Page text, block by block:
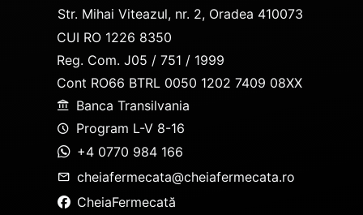
Str. Mihai Viteazul, nr. 2, Oradea 410073
CUI RO 1226 8350
Reg. Com. J05 / 751 / 1999
Cont RO66 BTRL 0050 1202 7409 08XX
Banca Transilvania
Program L-V 8-16
+4 0770 984 166
cheiafermecata@cheiafermecata.ro
CheiaFermecată